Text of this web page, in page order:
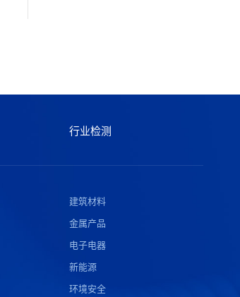
行业检测
建筑材料
金属产品
电子电器
新能源
环境安全